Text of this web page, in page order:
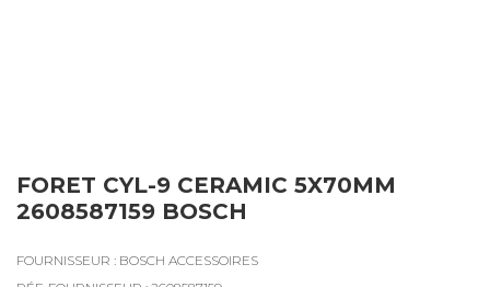
FORET CYL-9 CERAMIC 5X70MM
2608587159 BOSCH
FOURNISSEUR : BOSCH ACCESSOIRES